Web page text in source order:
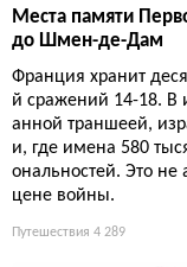
Места памяти
до Шмен-де-Дам
Франция хранит
й сражений 14-18. В
анной траншеей,
и, где имена 580
ональностей. Это
цене войны.
Путешествия 4 289